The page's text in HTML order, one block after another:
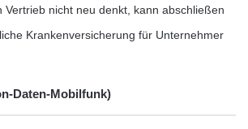
Vertrieb nicht neu denkt, kann abschließen
Krankenversicherung für Unternehmer
Daten-Mobilfunk)